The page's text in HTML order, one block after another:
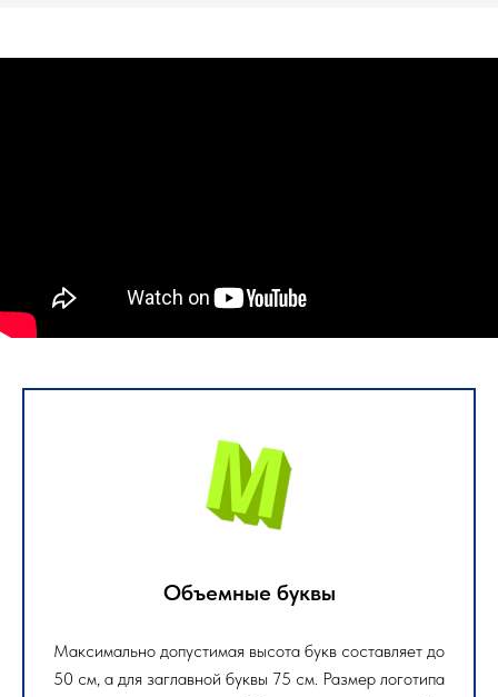
Объемные буквы
Максимально допустимая высота букв составляет до
50 см, а для заглавной буквы 75 см. Размер логотипа